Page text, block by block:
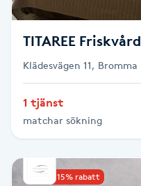
Klangmassage
Klippning
Klippning & Slingor
Klippning ungdom
Koppningsmassage
TITAREE Friskvård
Klädesvägen 11, Bromma
1 tjänst
matchar sökning
Upp till 15% rabatt